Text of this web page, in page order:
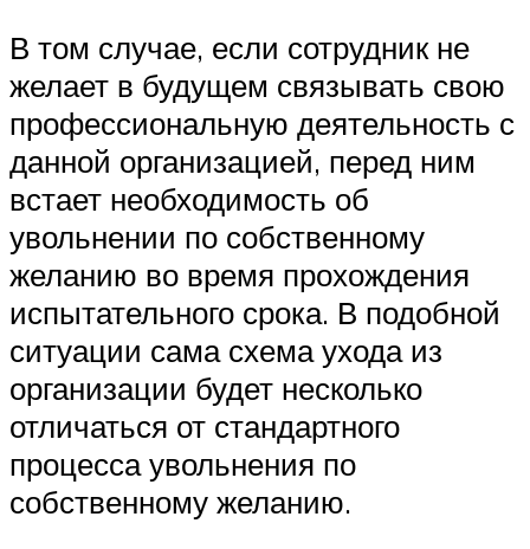
В том случае, если сотрудник не
желает в будущем связывать свою
профессиональную деятельность с
данной организацией, перед ним
встает необходимость об
увольнении по собственному
желанию во время прохождения
испытательного срока. В подобной
ситуации сама схема ухода из
организации будет несколько
отличаться от стандартного
процесса увольнения по
собственному желанию.